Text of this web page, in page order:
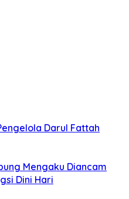
Darul Fattah
Mengaku Diancam
Dini Hari